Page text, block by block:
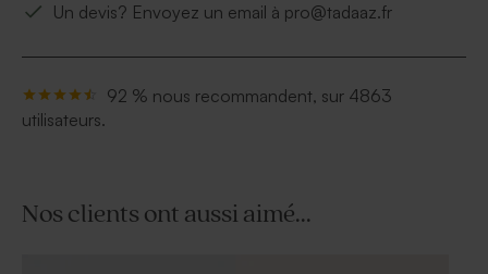
Un devis? Envoyez un email à pro@tadaaz.fr
92 % nous recommandent, sur 4863
utilisateurs.
Nos clients ont aussi aimé...